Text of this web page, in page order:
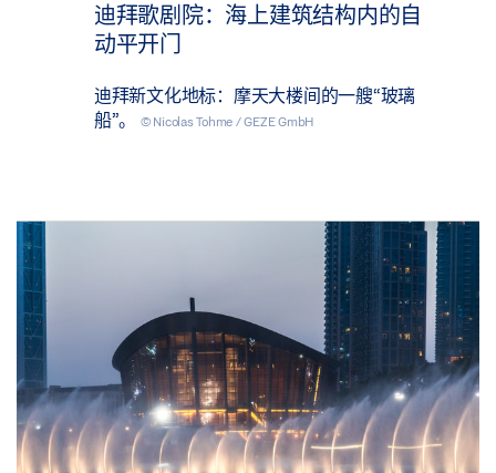
迪拜歌剧院：海上建筑结构内的自
动平开门
迪拜新文化地标：摩天大楼间的一艘“玻璃
船”。
© Nicolas Tohme / GEZE GmbH